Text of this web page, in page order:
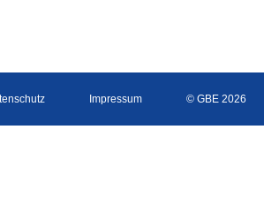
Impressum © GBE 2026